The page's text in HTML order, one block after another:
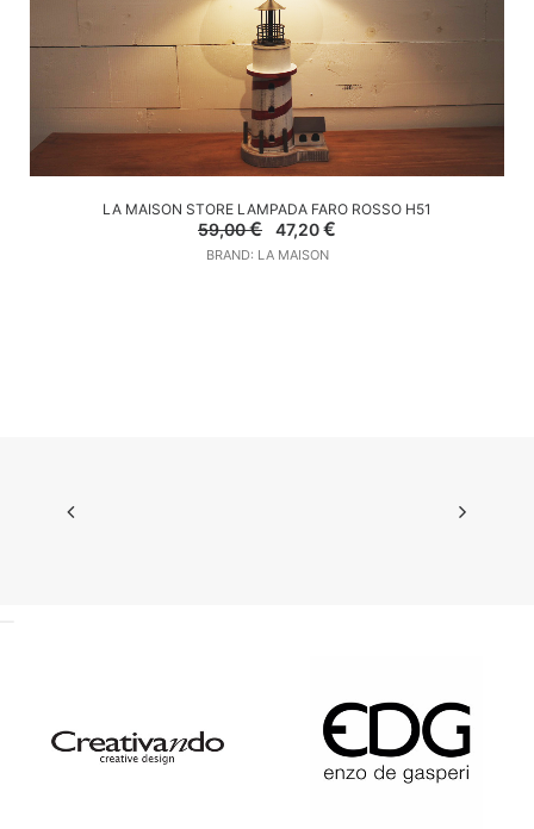
AGGIUNGI AL CARRELLO
LA MAISON STORE LAMPADA FARO ROSSO H51
59,00€
Il
prezzo
originale
47,20€Il
BRAND: LA MAISON